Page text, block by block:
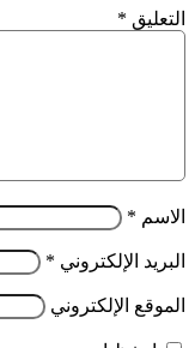
التعليق *
الاسم *
البريد الإلكتروني *
الموقع الإلكتروني